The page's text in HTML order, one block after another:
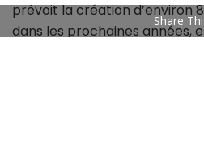
prévoit la création d’environ
dans les prochaines années,
Share